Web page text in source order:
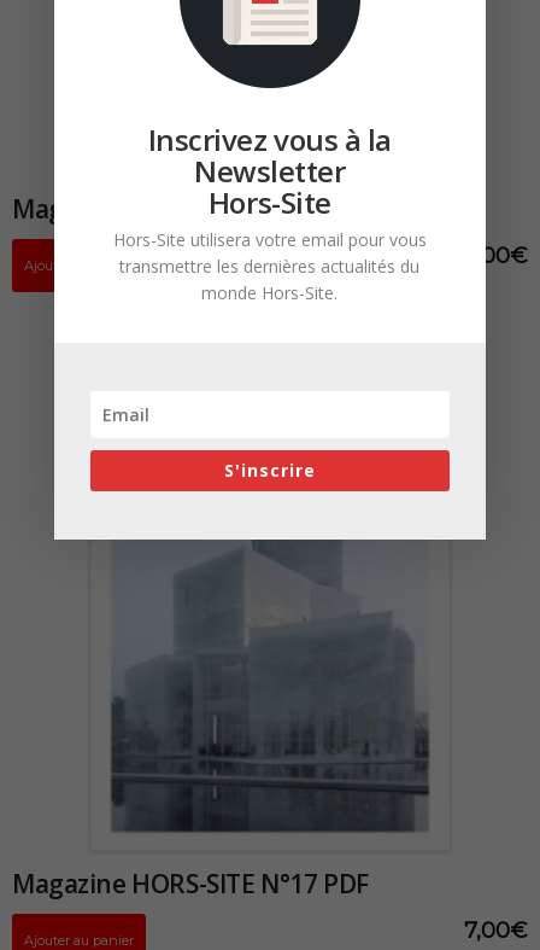
Magazine HORS-SITE N°17 Papier & PDF
12,00€
Ajouter au panier
Magazine HORS-SITE N°17 PDF
7,00€
Ajouter au panier
Inscrivez vous à la
Newsletter
Hors-Site
Hors-Site utilisera votre email pour vous
transmettre les dernières actualités du
monde Hors-Site.
S'inscrire